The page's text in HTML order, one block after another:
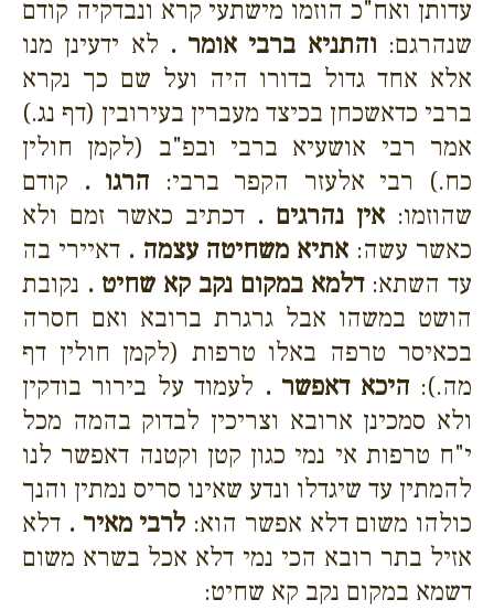
עדותן ואח"כ הוזמו מישתעי קרא ונבדקיה קודם
שנהרגם: והתניא ברבי אומר . לא ידעינן מנו
אלא אחד גדול בדורו היה ועל שם כך נקרא
ברבי כדאשכחן בכיצד מעברין בעירובין (דף נג.)
אמר רבי אושעיא ברבי ובפ"ב (לקמן חולין
כח.) רבי אלעזר הקפר ברבי: הרגו . קודם
שהוזמו: אין נהרגים . דכתיב כאשר זמם ולא
כאשר עשה: אתיא משחיטה עצמה . דאיירי בה
עד השתא:דלמא במקום נקב קא שחיט . נקובת
הושט במשהו אבל גרגרת ברובא ואם חסרה
בכאיסר טרפה באלו טרפות (לקמן חולין דף
מה.): היכא דאפשר . לעמוד על בירור בודקין
ולא סמכינן ארובא וצריכין לבדוק בהמה מכל
י"ח טרפות אי נמי כגון קטן וקטנה דאפשר לנו
להמתין עד שיגדלו ונדע שאינו סריס נמתין והנך
כולהו משום דלא אפשר הוא: לרבי מאיר . דלא
אזיל בתר רובא הכי נמי דלא אכל בשרא משום
דשמא במקום נקב קא שחיט: